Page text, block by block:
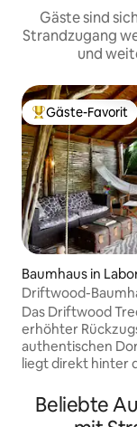
Gäste sind
Strandzugang
und
Beliebter Gäste-
Gäste-Favorit
Baumhaus in
Driftwood-
Strandnähe
Das Driftwood
erhöhter
authentischen
liegt direkt hinter
privates
entspanntes
Beliebte